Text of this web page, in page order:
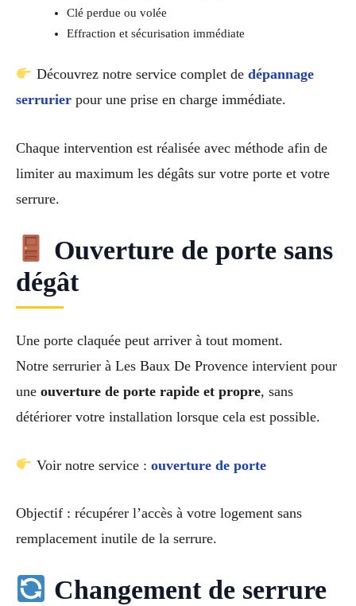
Clé perdue ou volée
Effraction et sécurisation immédiate
Découvrez notre service complet de dépannage
serrurier pour une prise en charge immédiate.
Chaque intervention est réalisée avec méthode afin de
limiter au maximum les dégâts sur votre porte et votre
serrure.
Ouverture de porte sans
dégât
Une porte claquée peut arriver à tout moment.
Notre serrurier à Les Baux De Provence intervient pour
une ouverture de porte rapide et propre, sans
détériorer votre installation lorsque cela est possible.
Voir notre service : ouverture de porte
Objectif : récupérer l’accès à votre logement sans
remplacement inutile de la serrure.
Changement de serrure